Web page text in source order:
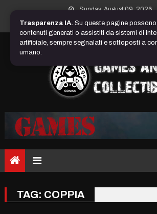
content
Sunday, August 09, 2026
TAG: COPPIA
Trasparenza IA. Su queste pagine
contenuti generati o assistiti da sistemi di
artificiale, sempre segnalati e sottoposti a
umano.